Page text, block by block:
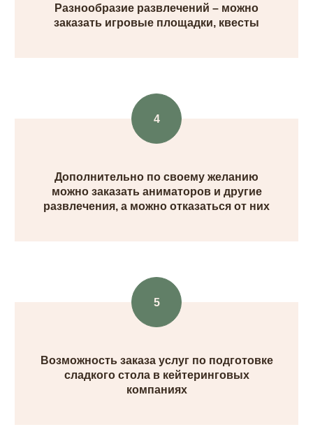
Разнообразие развлечений – можно
заказать игровые площадки, квесты
Дополнительно по своему желанию
можно заказать аниматоров и другие
развлечения, а можно отказаться от них
Возможность заказа услуг по подготовке
сладкого стола в кейтеринговых
компаниях